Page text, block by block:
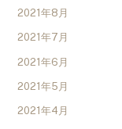
2021年8月
2021年7月
2021年6月
2021年5月
2021年4月